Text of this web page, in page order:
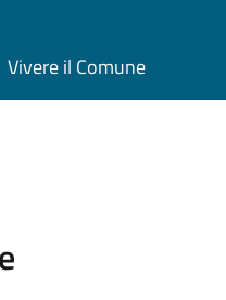
Vivere il Comune